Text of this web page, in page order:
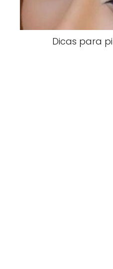
Dicas para